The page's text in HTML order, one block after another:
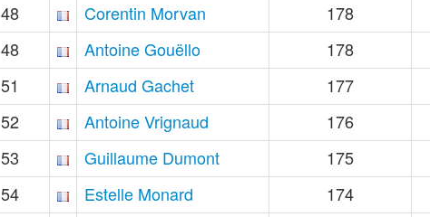
48
Corentin Morvan
178
48
Antoine Gouëllo
178
51
Arnaud Gachet
177
52
Antoine Vrignaud
176
53
Guillaume Dumont
175
54
Estelle Monard
174